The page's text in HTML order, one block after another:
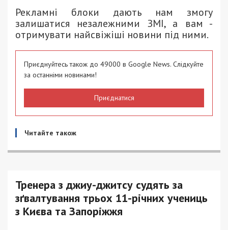
Рекламні блоки дають нам змогу
залишатися незалежними ЗМІ, а вам -
отримувати найсвіжіші новини під ними.
Приєднуйтесь також до 49000 в Google News. Слідкуйте
за останніми новинами!
Приєднатися
Читайте також
Тренера з джиу-джитсу судять за
зґвалтування трьох 11-річних учениць
з Києва та Запоріжжя